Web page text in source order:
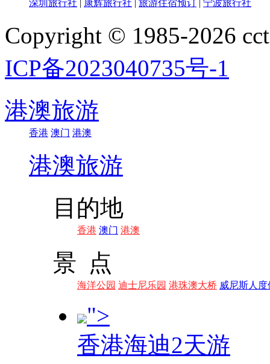
深圳旅行社 | 康辉旅行社 | 旅游住宿预订 | 宁波旅行社
Copyright © 1985-2026
ICP备2023040735号-1
港澳旅游
香港 澳门 港澳
港澳旅游
目的地
香港 澳门 港澳
景 点
海洋公园 迪士尼乐园 港珠澳大桥 威尼斯人度
">
香港海迪2天游